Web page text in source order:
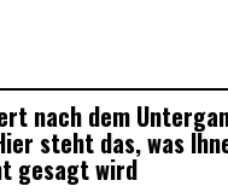
nach dem
steht das, was
gesagt wird